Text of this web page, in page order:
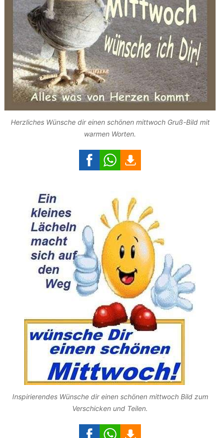
Herzliches Wünsche dir einen schönen mittwoch Gruß-Bild mit
warmen Worten.
Inspirierendes Wünsche dir einen schönen mittwoch Bild zum
Verschicken und Teilen.